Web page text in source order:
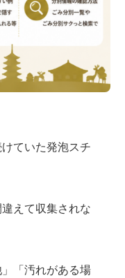
ていた発泡スチ
えて収集されな
「汚れがある場